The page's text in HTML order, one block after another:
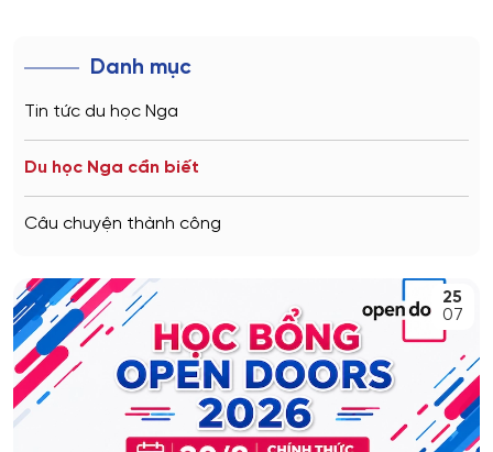
Danh mục
Tin tức du học Nga
Du học Nga cần biết
Câu chuyện thành công
25
07